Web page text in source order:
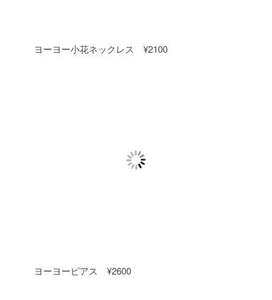
ヨーヨー小花ネックレス ¥2100
ヨーヨーピアス ¥2600